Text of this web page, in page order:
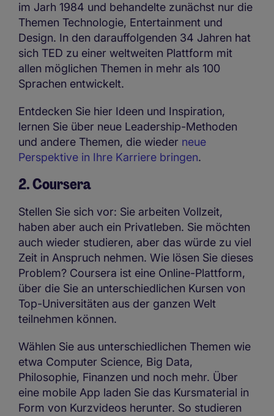
im Jarh 1984 und behandelte zunächst nur die
Themen Technologie, Entertainment und
Design. In den darauffolgenden 34 Jahren hat
sich TED zu einer weltweiten Plattform mit
allen möglichen Themen in mehr als 100
Sprachen entwickelt.
Entdecken Sie hier Ideen und Inspiration,
lernen Sie über neue Leadership-Methoden
und andere Themen, die wieder neue
Perspektive in Ihre Karriere bringen.
2. Coursera
Stellen Sie sich vor: Sie arbeiten Vollzeit,
haben aber auch ein Privatleben. Sie möchten
auch wieder studieren, aber das würde zu viel
Zeit in Anspruch nehmen. Wie lösen Sie dieses
Problem? Coursera ist eine Online-Plattform,
über die Sie an unterschiedlichen Kursen von
Top-Universitäten aus der ganzen Welt
teilnehmen können.
Wählen Sie aus unterschiedlichen Themen wie
etwa Computer Science, Big Data,
Philosophie, Finanzen und noch mehr. Über
eine mobile App laden Sie das Kursmaterial in
Form von Kurzvideos herunter. So studieren